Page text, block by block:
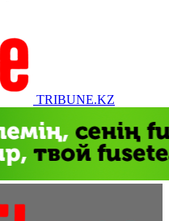
TRIBUNE.KZ